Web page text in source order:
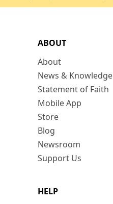
ABOUT
About
News & Knowledge
Statement of Faith
Mobile App
Store
Blog
Newsroom
Support Us
HELP